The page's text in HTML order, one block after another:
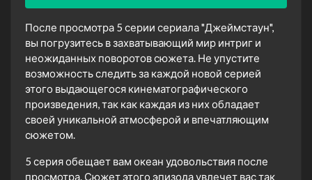
После просмотра 5 серии сериала "Джеймстаун",
вы погрузитесь в захватывающий мир интриг и
неожиданных поворотов сюжета. Не упустите
возможность следить за каждой новой серией
этого выдающегося кинематографического
произведения, так как каждая из них обладает
своей уникальной атмосферой и впечатляющим
сюжетом.
5 серия обещает вам океан удовольствия после
просмотра. Сюжет этого эпизода увлечет вас так